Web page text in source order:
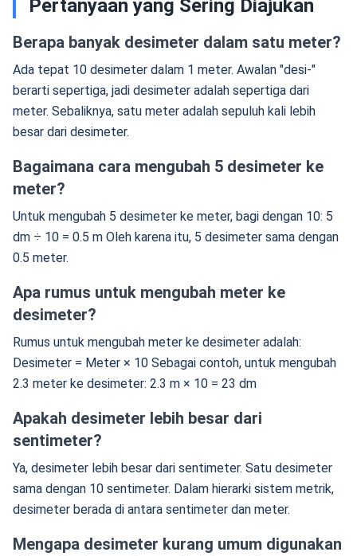
Pertanyaan yang Sering Diajukan
Berapa banyak desimeter dalam satu meter?
Ada tepat 10 desimeter dalam 1 meter. Awalan "desi-"
berarti sepertiga, jadi desimeter adalah sepertiga dari
meter. Sebaliknya, satu meter adalah sepuluh kali lebih
besar dari desimeter.
Bagaimana cara mengubah 5 desimeter ke
meter?
Untuk mengubah 5 desimeter ke meter, bagi dengan 10: 5
dm ÷ 10 = 0.5 m Oleh karena itu, 5 desimeter sama dengan
0.5 meter.
Apa rumus untuk mengubah meter ke
desimeter?
Rumus untuk mengubah meter ke desimeter adalah:
Desimeter = Meter × 10 Sebagai contoh, untuk mengubah
2.3 meter ke desimeter: 2.3 m × 10 = 23 dm
Apakah desimeter lebih besar dari
sentimeter?
Ya, desimeter lebih besar dari sentimeter. Satu desimeter
sama dengan 10 sentimeter. Dalam hierarki sistem metrik,
desimeter berada di antara sentimeter dan meter.
Mengapa desimeter kurang umum digunakan